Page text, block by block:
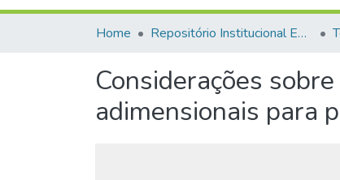
Home Repositório Institucional EESC
Considerações
adimensionais para